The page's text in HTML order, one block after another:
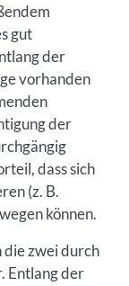
gut
der
vorhanden
der
dass sich
(z. B.
können.
die zwei durch
Entlang der